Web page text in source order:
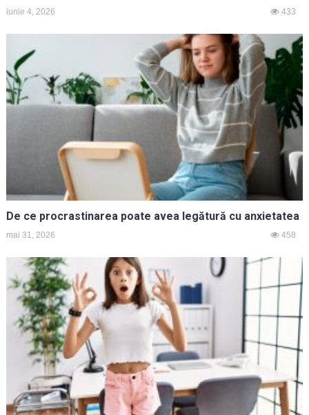
iunie 4, 2026 433
De ce procrastinarea poate avea legătură cu anxietatea
mai 31, 2026 458